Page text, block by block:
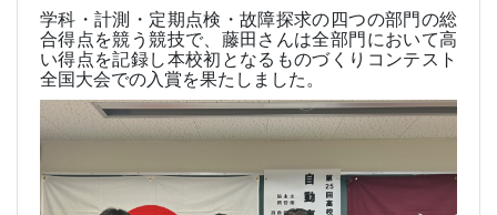
学科・計測・定期点検・故障探求の四つの部門の総
合得点を競う競技で、藤田さんは全部門において高
い得点を記録し本校初となるものづくりコンテスト
全国大会での入賞を果たしました。